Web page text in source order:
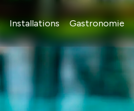
Installations Gastronomie